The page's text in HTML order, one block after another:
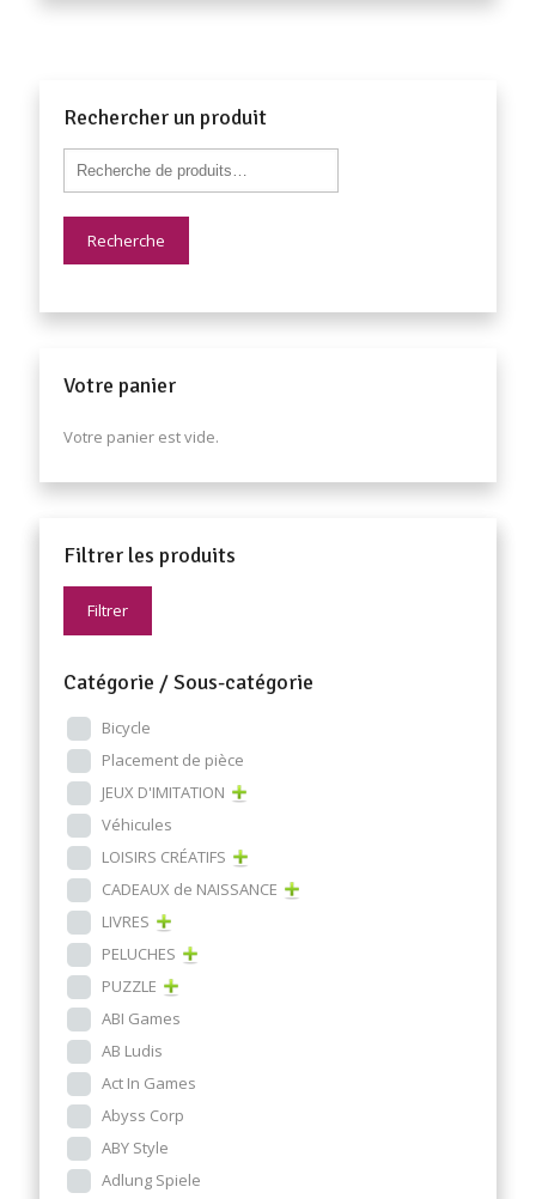
Rechercher un produit
Recherche
Votre panier
Votre panier est vide.
Filtrer les produits
Filtrer
Catégorie / Sous-catégorie
Bicycle
Placement de pièce
JEUX D'IMITATION
Véhicules
LOISIRS CRÉATIFS
CADEAUX de NAISSANCE
LIVRES
PELUCHES
PUZZLE
ABI Games
AB Ludis
Act In Games
Abyss Corp
ABY Style
Adlung Spiele